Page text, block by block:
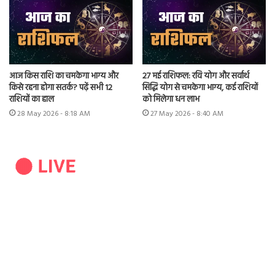
आज किस राशि का चमकेगा भाग्य और
किसे रहना होगा सतर्क? पढ़ें सभी 12
राशियों का हाल
28 May 2026 - 8:18 AM
27 मई राशिफल: रवि योग और सर्वार्थ
सिद्धि योग से चमकेगा भाग्य, कई राशियों
को मिलेगा धन लाभ
27 May 2026 - 8:40 AM